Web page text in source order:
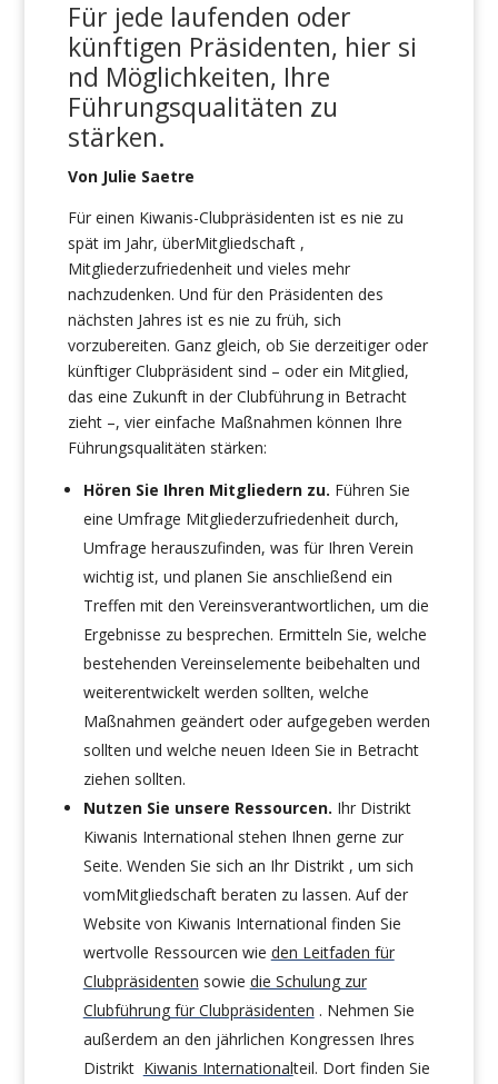
Für jede laufenden oder
künftigen Präsidenten, hier si
nd Möglichkeiten, Ihre
Führungsqualitäten zu
stärken.
Von Julie Saetre
Für einen Kiwanis-Clubpräsidenten ist es nie zu
spät im Jahr, überMitgliedschaft ,
Mitgliederzufriedenheit und vieles mehr
nachzudenken. Und für den Präsidenten des
nächsten Jahres ist es nie zu früh, sich
vorzubereiten. Ganz gleich, ob Sie derzeitiger oder
künftiger Clubpräsident sind – oder ein Mitglied,
das eine Zukunft in der Clubführung in Betracht
zieht –, vier einfache Maßnahmen können Ihre
Führungsqualitäten stärken:
Hören Sie Ihren Mitgliedern zu. Führen Sie
eine Umfrage Mitgliederzufriedenheit durch,
Umfrage herauszufinden, was für Ihren Verein
wichtig ist, und planen Sie anschließend ein
Treffen mit den Vereinsverantwortlichen, um die
Ergebnisse zu besprechen. Ermitteln Sie, welche
bestehenden Vereinselemente beibehalten und
weiterentwickelt werden sollten, welche
Maßnahmen geändert oder aufgegeben werden
sollten und welche neuen Ideen Sie in Betracht
ziehen sollten.
Nutzen Sie unsere Ressourcen. Ihr Distrikt
Kiwanis International stehen Ihnen gerne zur
Seite. Wenden Sie sich an Ihr Distrikt , um sich
vomMitgliedschaft beraten zu lassen. Auf der
Website von Kiwanis International finden Sie
wertvolle Ressourcen wie den Leitfaden für
Clubpräsidenten sowie die Schulung zur
Clubführung für Clubpräsidenten . Nehmen Sie
außerdem an den jährlichen Kongressen Ihres
Distrikt Kiwanis Internationalteil. Dort finden Sie